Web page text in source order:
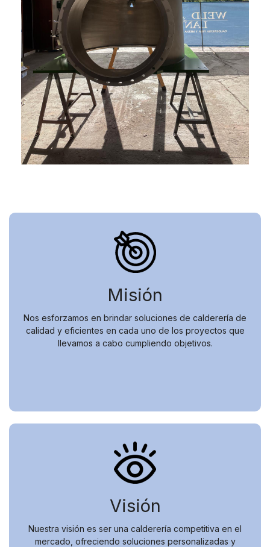
Misión
Nos esforzamos en brindar soluciones de calderería de
calidad y eficientes en cada uno de los proyectos que
llevamos a cabo cumpliendo objetivos.
Visión
Nuestra visión es ser una calderería competitiva en el
mercado, ofreciendo soluciones personalizadas y